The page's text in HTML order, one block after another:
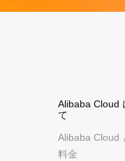
Alibaba Cloud
て
Alibaba Cloud
料金